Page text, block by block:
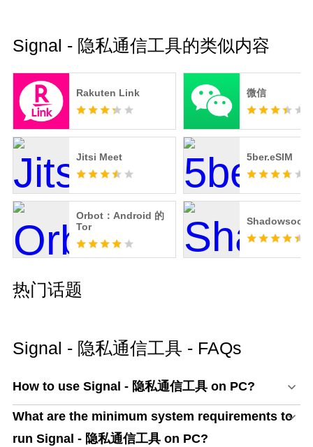
Signal - 隐私通信工具的类似内容
Rakuten Link 微信
Jitsi Meet 5ber.eSIM
Orbot：Android 的
Tor
Shadowsocks
热门话题
Signal - 隐私通信工具 - FAQs
How to use Signal - 隐私通信工具 on PC?
What are the minimum system requirements to
run Signal - 隐私通信工具 on PC?